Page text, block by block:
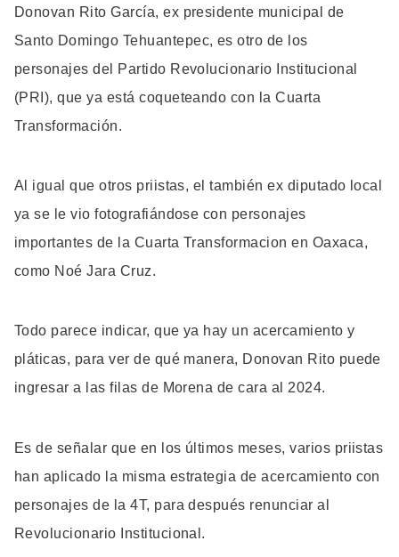
Donovan Rito García, ex presidente municipal de
Santo Domingo Tehuantepec, es otro de los
personajes del Partido Revolucionario Institucional
(PRI), que ya está coqueteando con la Cuarta
Transformación.
Al igual que otros priistas, el también ex diputado local
ya se le vio fotografiándose con personajes
importantes de la Cuarta Transformacion en Oaxaca,
como Noé Jara Cruz.
Todo parece indicar, que ya hay un acercamiento y
pláticas, para ver de qué manera, Donovan Rito puede
ingresar a las filas de Morena de cara al 2024.
Es de señalar que en los últimos meses, varios priistas
han aplicado la misma estrategia de acercamiento con
personajes de la 4T, para después renunciar al
Revolucionario Institucional.